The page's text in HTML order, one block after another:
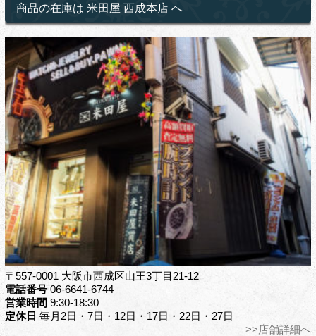
商品の在庫は 米田屋 西成本店 へ
〒557-0001 大阪市西成区山王3丁目21-12
電話番号06-6641-6744
営業時間 9:30-18:30
定休日 毎月2日・7日・12日・17日・22日・27日
>>店舗詳細へ